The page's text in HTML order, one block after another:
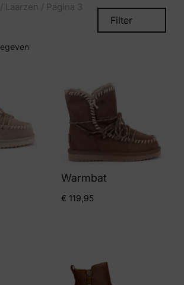
/ Laarzen / Pagina 3
Filter
Warmbat
€ 119,95